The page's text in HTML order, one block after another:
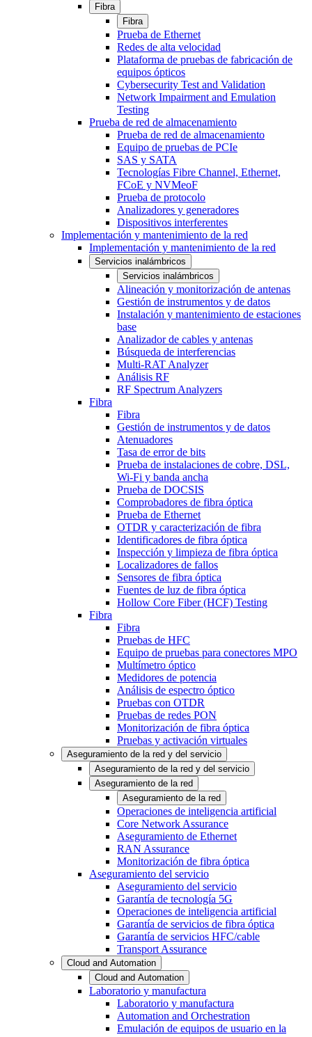
Fibra
Fibra
Prueba de Ethernet
Redes de alta velocidad
Plataforma de pruebas de fabricación de
equipos ópticos
Cybersecurity Test and Validation
Network Impairment and Emulation
Testing
Prueba de red de almacenamiento
Prueba de red de almacenamiento
Equipo de pruebas de PCIe
SAS y SATA
Tecnologías Fibre Channel, Ethernet,
FCoE y NVMeoF
Prueba de protocolo
Analizadores y generadores
Dispositivos interferentes
Implementación y mantenimiento de la red
Implementación y mantenimiento de la red
Servicios inalámbricos
Servicios inalámbricos
Alineación y monitorización de antenas
Gestión de instrumentos y de datos
Instalación y mantenimiento de estaciones
base
Analizador de cables y antenas
Búsqueda de interferencias
Multi-RAT Analyzer
Análisis RF
RF Spectrum Analyzers
Fibra
Fibra
Gestión de instrumentos y de datos
Atenuadores
Tasa de error de bits
Prueba de instalaciones de cobre, DSL,
Wi-Fi y banda ancha
Prueba de DOCSIS
Comprobadores de fibra óptica
Prueba de Ethernet
OTDR y caracterización de fibra
Identificadores de fibra óptica
Inspección y limpieza de fibra óptica
Localizadores de fallos
Sensores de fibra óptica
Fuentes de luz de fibra óptica
Hollow Core Fiber (HCF) Testing
Fibra
Fibra
Pruebas de HFC
Equipo de pruebas para conectores MPO
Multímetro óptico
Medidores de potencia
Análisis de espectro óptico
Pruebas con OTDR
Pruebas de redes PON
Monitorización de fibra óptica
Pruebas y activación virtuales
Aseguramiento de la red y del servicio
Aseguramiento de la red y del servicio
Aseguramiento de la red
Aseguramiento de la red
Operaciones de inteligencia artificial
Core Network Assurance
Aseguramiento de Ethernet
RAN Assurance
Monitorización de fibra óptica
Aseguramiento del servicio
Aseguramiento del servicio
Garantía de tecnología 5G
Operaciones de inteligencia artificial
Garantía de servicios de fibra óptica
Garantía de servicios HFC/cable
Transport Assurance
Cloud and Automation
Cloud and Automation
Laboratorio y manufactura
Laboratorio y manufactura
Automation and Orchestration
Emulación de equipos de usuario en la